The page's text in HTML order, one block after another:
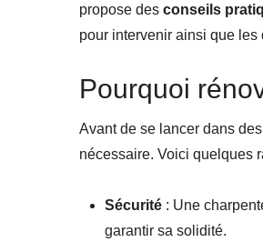
propose des conseils
pour intervenir ainsi que les
Pourquoi
Avant de se lancer dans des
nécessaire. Voici quelques
Sécurité : Une
garantir sa solidité.